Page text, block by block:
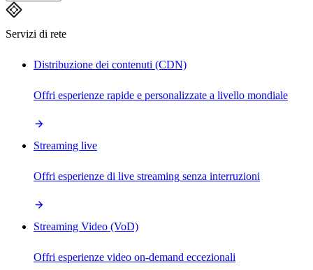
Servizi di rete
Distribuzione dei contenuti (CDN)
Offri esperienze rapide e personalizzate a livello mondiale
Streaming live
Offri esperienze di live streaming senza interruzioni
Streaming Video (VoD)
Offri esperienze video on-demand eccezionali